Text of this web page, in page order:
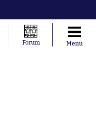
Forum Menu